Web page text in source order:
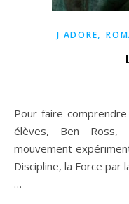
J ADORE,
Pour faire comprendre les mécanismes du nazisme à ses
élèves, Ben Ross,
mouvement
Discipline, la Force par
…